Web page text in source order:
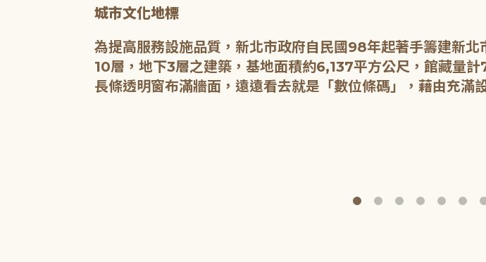
城市文化地標
為提高服務設施品質，新北市政府自民國98年起著手籌建新
10層，地下3層之建築，基地面積約6,137平方公尺，館藏量
長條透明窗布滿牆面，遠遠看去就是「數位條碼」，藉由充滿